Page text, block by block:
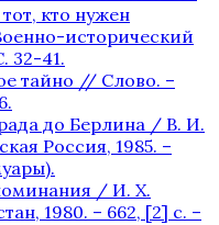
кто нужен
исторический
32-41.
тайно // Слово. –
до Берлина / В. И.
Россия, 1985. –
/ И. Х.
1980. – 662, [2] c. –